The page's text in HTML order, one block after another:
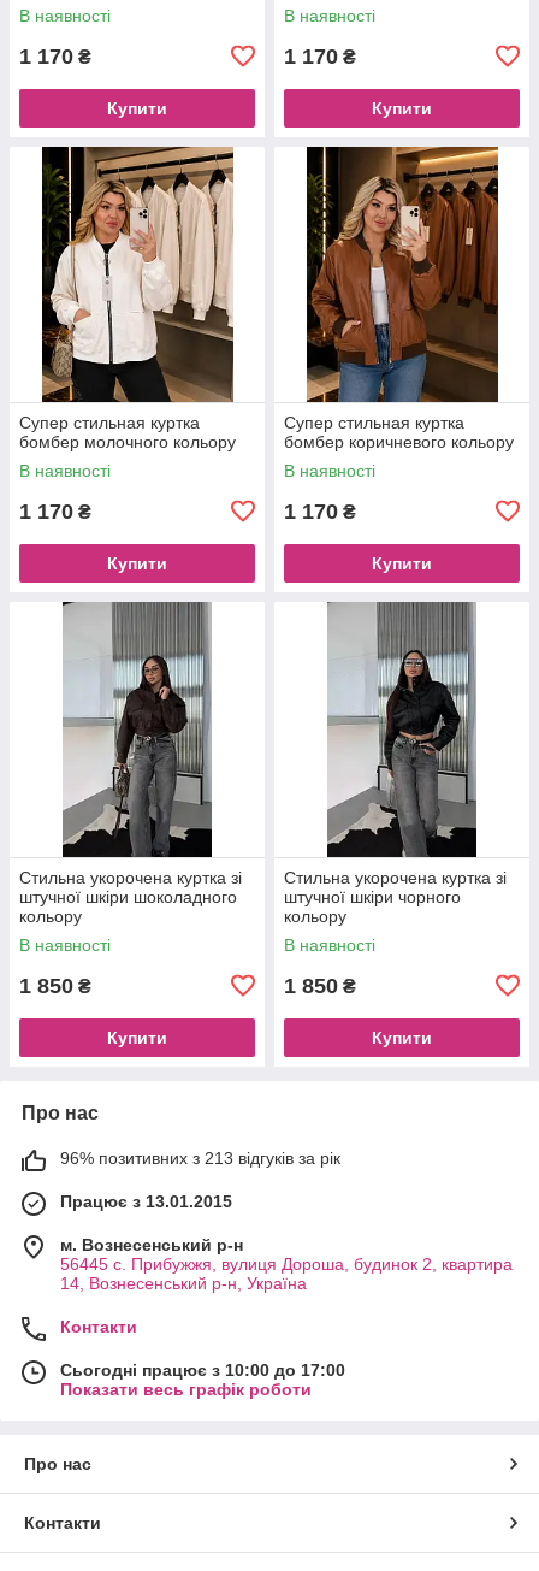
В наявності
1 170 ₴
Купити
В наявності
1 170 ₴
Купити
Супер стильная куртка
бомбер молочного кольору
В наявності
1 170 ₴
Купити
Супер стильная куртка
бомбер коричневого кольору
В наявності
1 170 ₴
Купити
Стильна укорочена куртка зі
штучної шкіри шоколадного
кольору
В наявності
1 850 ₴
Купити
Стильна укорочена куртка зі
штучної шкіри чорного
кольору
В наявності
1 850 ₴
Купити
Про нас
96% позитивних з 213 відгуків за рік
Працює з 13.01.2015
м. Вознесенський р-н
56445 с. Прибужжя, вулиця Дороша, будинок 2, квартира
14, Вознесенський р-н, Україна
Контакти
Сьогодні працює з 10:00 до 17:00
Показати весь графік роботи
Про нас
Контакти